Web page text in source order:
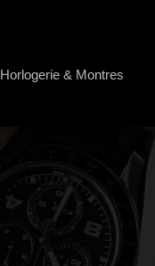
Horlogerie & Montres